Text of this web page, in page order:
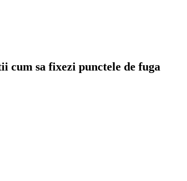
cum sa fixezi punctele de fuga